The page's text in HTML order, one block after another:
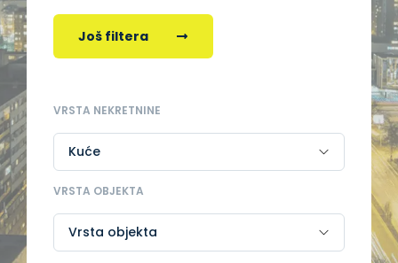
Još filtera
VRSTA NEKRETNINE
VRSTA OBJEKTA